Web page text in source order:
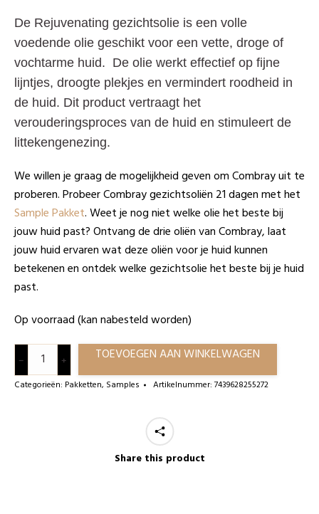
De Rejuvenating gezichtsolie is een volle
voedende olie geschikt voor een vette, droge of
vochtarme huid. De olie werkt effectief op fijne
lijntjes, droogte plekjes en vermindert roodheid in
de huid. Dit product vertraagt het
verouderingsproces van de huid en stimuleert de
littekengenezing.
We willen je graag de mogelijkheid geven om Combray uit te
proberen.Probeer Combray gezichtsoliën 21 dagen met het
Sample Pakket. Weet je nog niet welke olie het beste bij
jouw huid past? Ontvang de drie oliën van Combray, laat
jouw huid ervaren wat deze oliën voor je huid kunnen
betekenen en ontdek welke gezichtsolie het beste bij je huid
past.
Op voorraad (kan nabesteld worden)
Combray
Rejuvenating
Gezichtsolie
TOEVOEGEN AAN WINKELWAGEN
Categorieën: Pakketten, Samples Artikelnummer:7439628255272
Share this product